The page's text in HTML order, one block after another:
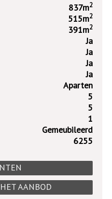
837m2
515m2
391m2
Ja
Ja
Ja
Ja
Aparten
5
5
1
Gemeubileerd
6255
AANBOD